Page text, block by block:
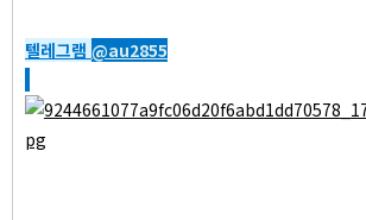
텔레그램 @au2855